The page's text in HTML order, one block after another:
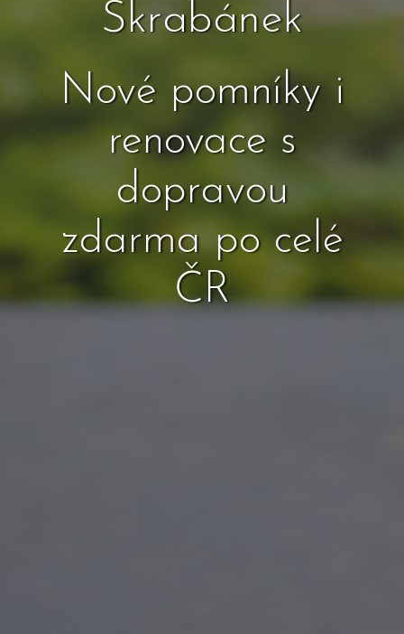
Škrabánek
Nové pomníky i
renovace s
dopravou
zdarma po celé
ČR